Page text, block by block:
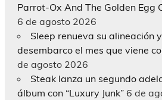
Parrot-Ox And The Golden Egg
6 de agosto 2026
Sleep renueva su alineación
desembarco el mes que viene
de agosto 2026
Steak lanza un segundo
álbum con “Luxury Junk” 6 de